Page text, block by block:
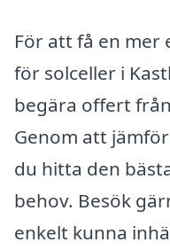
För att få en mer
för solceller i
begära offert
Genom att
du hitta den
behov. Besök
enkelt kunna